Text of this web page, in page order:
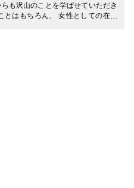
も沢山のことを学ばせていただき
とはもちろん、 女性としての在り